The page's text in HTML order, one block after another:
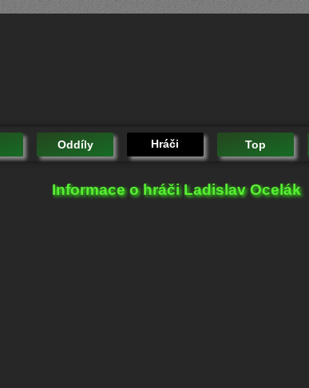
Oddíly Hráči Top
Informace o hráči Ladislav Ocelák